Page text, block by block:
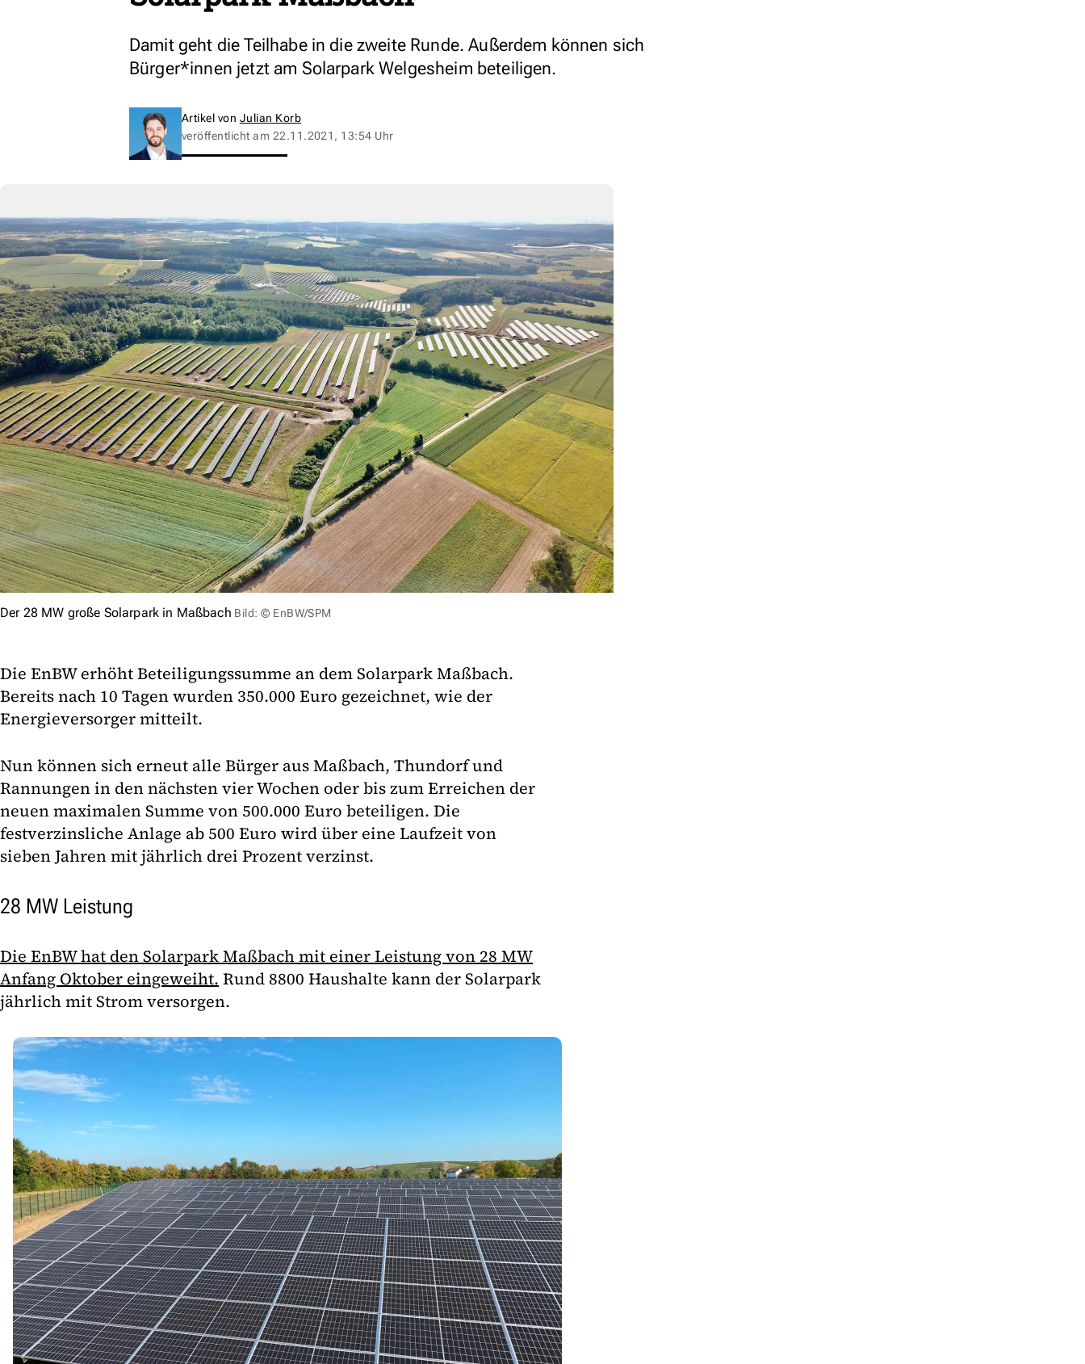
Damit geht die Teilhabe in die zweite Runde. Außerdem können sich
Bürger*innen jetzt am Solarpark Welgesheim beteiligen.
Artikel von Julian Korb
veröffentlicht am 22.11.2021, 13:54 Uhr
Der 28 MW große Solarpark in Maßbach Bild: © EnBW/SPM
Die EnBW erhöht Beteiligungssumme an dem Solarpark Maßbach.
Bereits nach 10 Tagen wurden 350.000 Euro gezeichnet, wie der
Energieversorger mitteilt.
Nun können sich erneut alle Bürger aus Maßbach, Thundorf und
Rannungen in den nächsten vier Wochen oder bis zum Erreichen der
neuen maximalen Summe von 500.000 Euro beteiligen. Die
festverzinsliche Anlage ab 500 Euro wird über eine Laufzeit von
sieben Jahren mit jährlich drei Prozent verzinst.
28 MW Leistung
Die EnBW hat den Solarpark Maßbach mit einer Leistung von 28 MW
Anfang Oktober eingeweiht. Rund 8800 Haushalte kann der Solarpark
jährlich mit Strom versorgen.